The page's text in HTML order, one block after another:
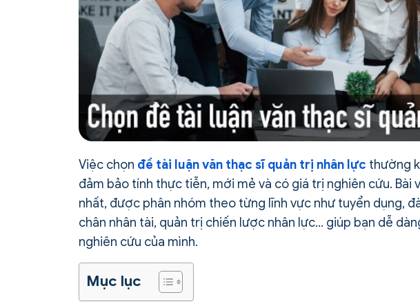
Việc chọn đề tài luận văn thạc sĩ quản trị nhân lực thường
đảm bảo tính thực tiễn, mới mẻ và có giá trị nghiên cứu.
nhất, được phân nhóm theo từng lĩnh vực như tuyển dụng,
chân nhân tài, quản trị chiến lược nhân lực… giúp bạn dễ
nghiên cứu của mình.
Mục lục